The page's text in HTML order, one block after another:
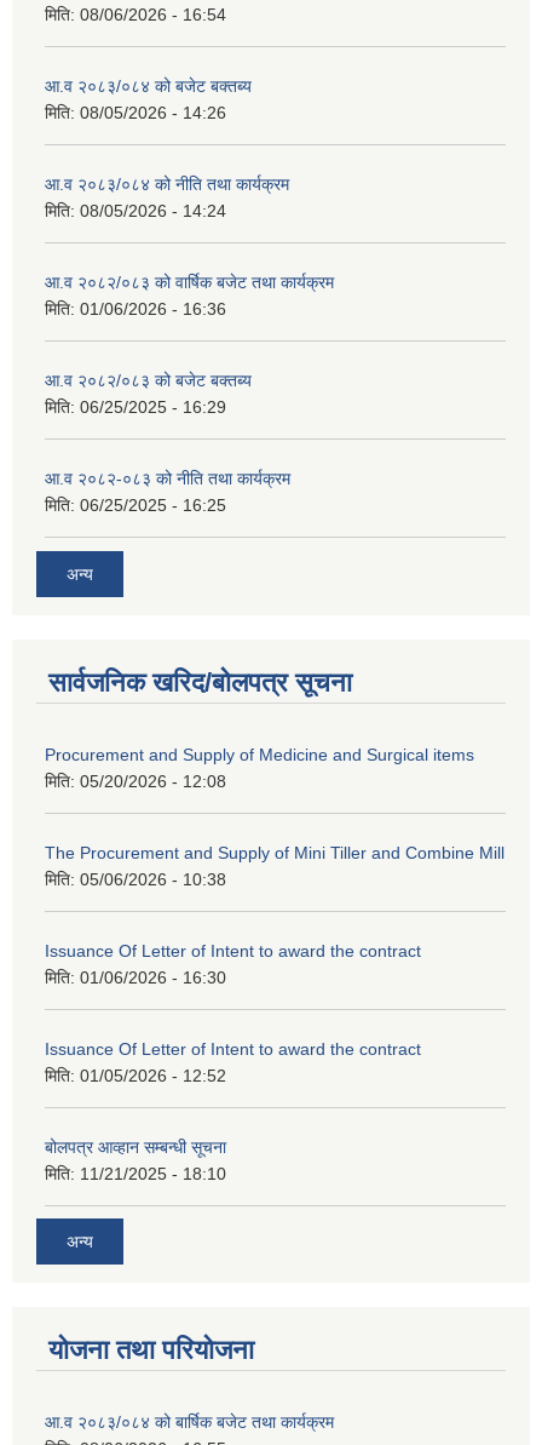
मिति: 08/06/2026 - 16:54
आ.व २०८३/०८४ को बजेट बक्तब्य
मिति: 08/05/2026 - 14:26
आ.व २०८३/०८४ को नीति तथा कार्यक्रम
मिति: 08/05/2026 - 14:24
आ.व २०८२/०८३ को वार्षिक बजेट तथा कार्यक्रम
मिति: 01/06/2026 - 16:36
आ.व २०८२/०८३ को बजेट बक्तब्य
मिति: 06/25/2025 - 16:29
आ.व २०८२-०८३ को नीति तथा कार्यक्रम
मिति: 06/25/2025 - 16:25
अन्य
सार्वजनिक खरिद/बोलपत्र सूचना
Procurement and Supply of Medicine and Surgical items
मिति: 05/20/2026 - 12:08
The Procurement and Supply of Mini Tiller and Combine Mill
मिति: 05/06/2026 - 10:38
Issuance Of Letter of Intent to award the contract
मिति: 01/06/2026 - 16:30
Issuance Of Letter of Intent to award the contract
मिति: 01/05/2026 - 12:52
बोलपत्र आव्हान सम्बन्धी सूचना
मिति: 11/21/2025 - 18:10
अन्य
योजना तथा परियोजना
आ.व २०८३/०८४ को बार्षिक बजेट तथा कार्यक्रम